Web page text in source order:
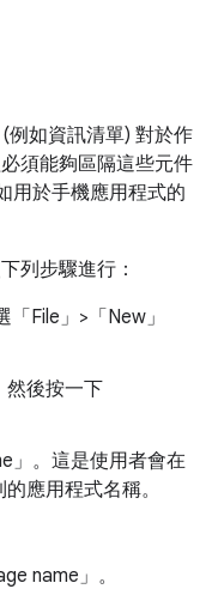
例如資訊清單) 對於作
須能夠區隔這些元件
用於手機應用程式的
列步驟進行：
File」>「New」
然後按一下
。這是使用者會在
應用程式名稱。
name」 。